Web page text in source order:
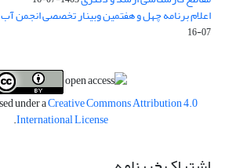
اعلام برنامه چهل و هفتمین وبینار تخصصی انجمن
07-16
under aCreative Commons Attribution 4.0
International License
.